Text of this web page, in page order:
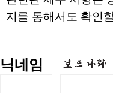
지를 통해서도 확인
닉네임